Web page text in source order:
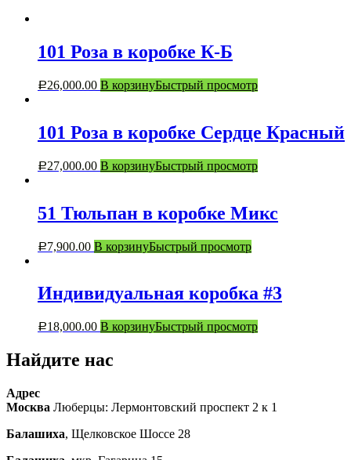
101 Роза в коробке К-Б
Р26,000.00 В корзинуБыстрый просмотр
101 Роза в коробке Сердце Красный
Р27,000.00 В корзинуБыстрый просмотр
51 Тюльпан в коробке Микс
Р7,900.00 В корзинуБыстрый просмотр
Индивидуальная коробка #3
Р18,000.00 В корзинуБыстрый просмотр
Найдите нас
Адрес
Москва Люберцы: Лермонтовский проспект 2 к 1
Балашиха, Щелковское Шоссе 28